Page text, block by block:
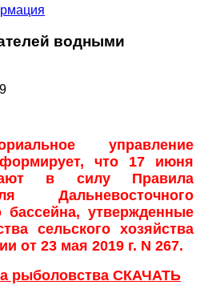
водными
управление
что 17 июня
в силу Правила
Дальневосточного
бассейна, утвержденные
сельского хозяйства
от 23 мая 2019 г. N 267.
рыболовства СКАЧАТЬ